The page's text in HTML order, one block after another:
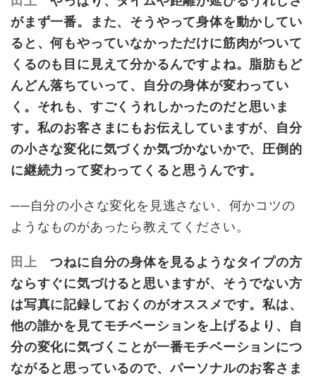
がまず一番。また、そうやって身体を動かしてい
ると、何もやっていなかっただけに筋肉がついて
くるのも目に見えて分かるんですよね。脂肪もど
んどん落ちていって、自分の身体が変わってい
く。それも、すごくうれしかったのだと思いま
す。私のお客さまにもお伝えしていますが、自分
の小さな変化に気づくか気づかないかで、圧倒的
に継続力って変わってくると思うんです。
──自分の小さな変化を見逃さない、何かコツの
ようなものがあったら教えてください。
田上
つねに自分の身体を見るようなタイプの方
ならすぐに気づけると思いますが、そうでない方
は写真に記録しておくのがオススメです。私は、
他の誰かを見てモチベーションを上げるより、自
分の変化に気づくことが一番モチベーションにつ
ながると思っているので、パーソナルのお客さま